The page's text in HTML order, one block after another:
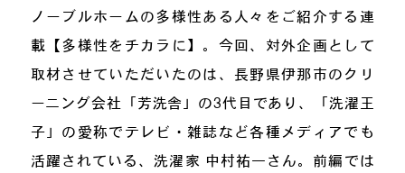
ノーブルホームの多様性ある人々をご紹介する連
載【多様性をチカラに】。今回、対外企画として
取材させていただいたのは、長野県伊那市のクリ
ーニング会社「芳洗舎」の3代目であり、「洗濯王
子」の愛称でテレビ・雑誌など各種メディアでも
活躍されている、洗濯家 中村祐一さん。前編では